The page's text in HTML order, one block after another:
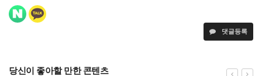
댓글등록
당신이 좋아할 만한 콘텐츠